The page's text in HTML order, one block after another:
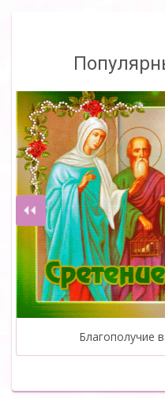
Благополучие